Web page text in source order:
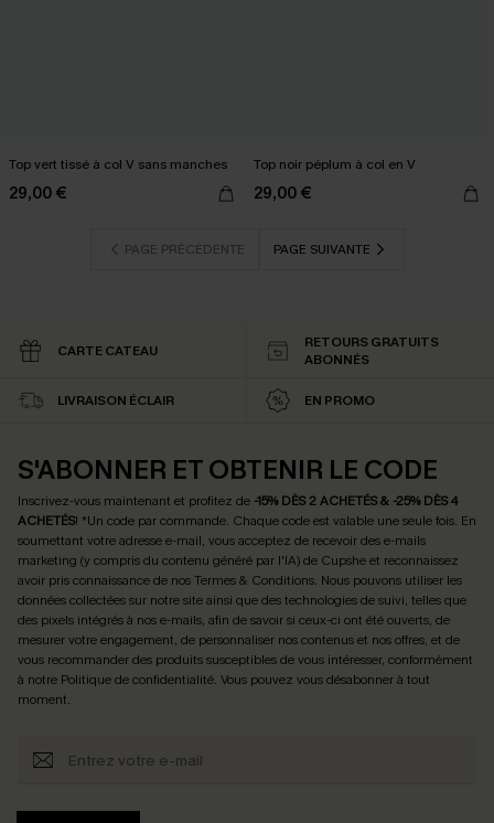
Top vert tissé à col V sans manches
29,00 €
Top noir péplum à col en V
29,00 €
PAGE PRÉCÉDENTE PAGE SUIVANTE
CARTE CATEAU
RETOURS GRATUITS
ABONNÉS
LIVRAISON ÉCLAIR EN PROMO
S'ABONNER ET OBTENIR LE CODE
Inscrivez-vous maintenant et profitez de -15% DÈS 2 ACHETÉS & -25% DÈS 4
ACHETÉS! *Un code par commande. Chaque code est valable une seule fois. En
soumettant votre adresse e-mail, vous acceptez de recevoir des e-mails
marketing (y compris du contenu généré par l'IA) de Cupshe et reconnaissez
avoir pris connaissance de nosTermes & Conditions. Nous pouvons utiliser les
données collectées sur notre site ainsi que des technologies de suivi, telles que
des pixels intégrés à nos e-mails, afin de savoir si ceux-ci ont été ouverts, de
mesurer votre engagement, de personnaliser nos contenus et nos offres, et de
vous recommander des produits susceptibles de vous intéresser, conformément
à notre Politique de confidentialité. Vous pouvez vous désabonner à tout
moment.